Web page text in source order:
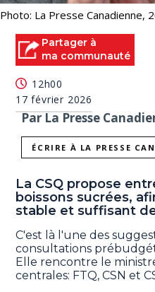
Photo: La Presse Canadienne,
Partager à
ma communauté
12h00
17 février 2026
Par La Presse
ÉCRIRE À LA PRESSE
La CSQ propose
boissons sucrées,
stable et suffisant
C'est là l'une des
consultations
Elle rencontre le
centrales: FTQ, CSN et